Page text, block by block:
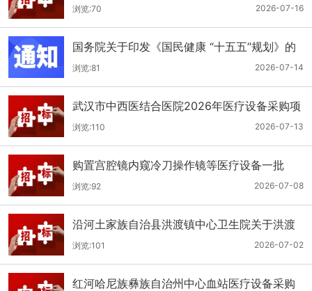
子胃肠镜系统）采购更正公告（第二次）2026-07-16
浏览:70
国务院关于印发《国民健康 “十五五”规划》的
通知
2026-07-14
浏览:81
武汉市中西医结合医院2026年医疗设备采购项
目四公开招标公告
2026-07-13
浏览:110
购置宫腔镜内窥冷刀操作镜等医疗设备一批
（双盲+远程异地+分散）
2026-07-08
浏览:92
沿河土家族自治县洪渡镇中心卫生院关于洪渡
镇中心卫生院县域医疗次中心医疗设备采购项
目的公开招标公告
2026-07-02
浏览:101
红河哈尼族彝族自治州中心血站医疗设备采购